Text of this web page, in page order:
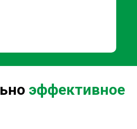
эффективное